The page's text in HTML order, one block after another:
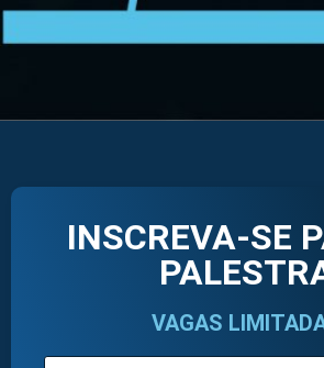
INSCREVA-SE
VAGAS